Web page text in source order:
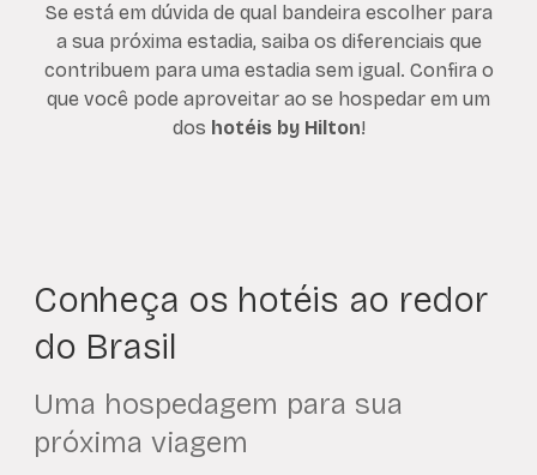
Se está em dúvida de qual bandeira escolher para
a sua próxima estadia, saiba os diferenciais que
contribuem para uma estadia sem igual. Confira o
que você pode aproveitar ao se hospedar em um
dos hotéis by Hilton!
Conheça os hotéis ao redor
do Brasil
Uma hospedagem para sua
próxima viagem